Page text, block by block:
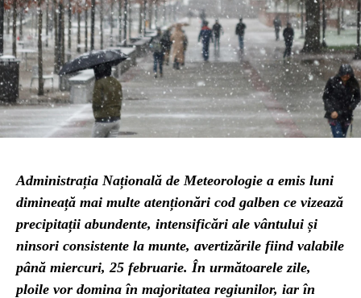
Administrația Națională de Meteorologie a emis luni
dimineață mai multe atenționări cod galben ce vizează
precipitații abundente, intensificări ale vântului și
ninsori consistente la munte, avertizările fiind valabile
până miercuri, 25 februarie. În următoarele zile,
ploile vor domina în majoritatea regiunilor, iar în